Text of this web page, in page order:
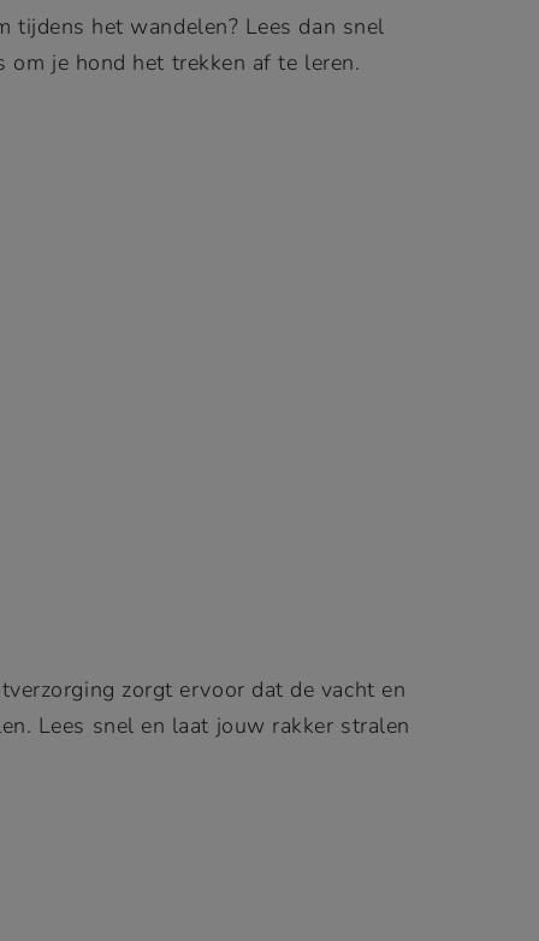
tijdens het wandelen? Lees dan snel
om je hond het trekken af te leren.
zorgt ervoor dat de vacht en
Lees snel en laat jouw rakker stralen